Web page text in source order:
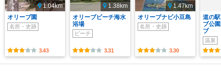
1.04km
オリーブ園
名所・史跡
3.43
1.38km
オリーブビーチ海水
浴場
ビーチ
3.31
1.47km
オリーブナビ小豆島
名所・史跡
3.30
道の
ブ公
ブ
温泉